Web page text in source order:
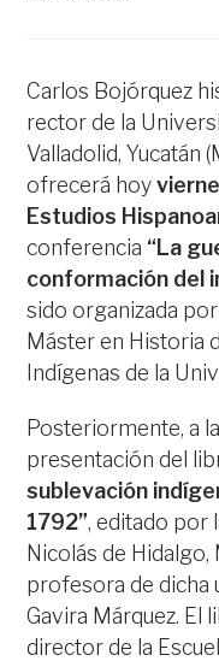
Carlos Bojórquez
rector de la
Valladolid, Yucatán
ofrecerá hoy
Estudios
conferencia “La
conformación del
sido organizada
Máster en Historia
Indígenas de la
Posteriormente, a
presentación del
sublevación
1792”, editado por
Nicolás de Hidalgo,
profesora de dicha
Gavira Márquez. El
director de la